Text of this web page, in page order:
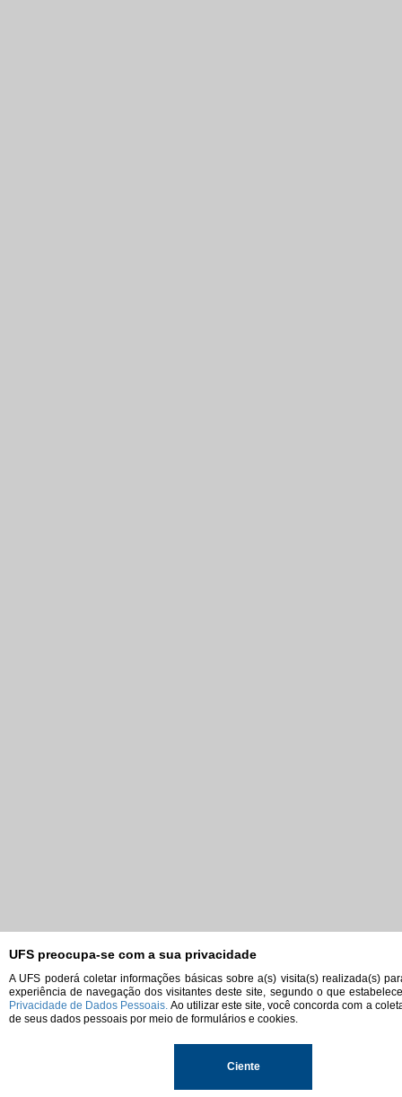
UFS preocupa-se com a sua privacidade
A UFS poderá coletar informações básicas sobre a(s) visita(s) realizada(s)
experiência de navegação dos visitantes deste site, segundo o que
Privacidade de Dados Pessoais. Ao utilizar este site, você concorda com a
de seus dados pessoais por meio de formulários e cookies.
Ciente